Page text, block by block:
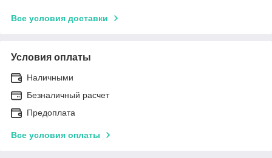
Все условия доставки
Условия оплаты
Наличными
Безналичный расчет
Предоплата
Все условия оплаты